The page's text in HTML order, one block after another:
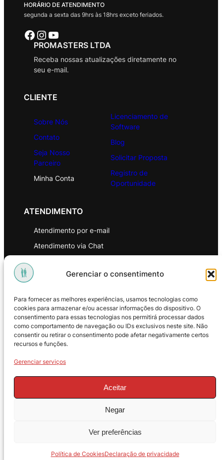
Gerenciar o consentimento
Para fornecer as melhores experiências, usamos tecnologias como
cookies para armazenar e/ou acessar informações do dispositivo. O
consentimento para essas tecnologias nos permitirá processar dados
como comportamento de navegação ou IDs exclusivos neste site. Não
consentir ou retirar o consentimento pode afetar negativamente certos
recursos e funções.
Gerenciar serviços
Aceitar
Negar
Ver preferências
Política de CookiesDeclaração de privacidade
HORÁRIO DE ATENDIMENTO
segunda a sexta das 9hrs às 18hrs exceto feriados.
Facebook Instagram Youtube
PROMASTERS LTDA
Receba nossas atualizações diretamente no
seu e-mail.
CLIENTE
Sobre Nós
Contato
Seja Nosso
Parceiro
Minha Conta
Licenciamento de
Software
Blog
Solicitar Proposta
Registro de
Oportunidade
ATENDIMENTO
Atendimento por e-mail
Atendimento via Chat
Política de Privacidade
Política de Troca e Devoluções
Política de Reembolso
18.269.230/0001-16. Todos os direitos